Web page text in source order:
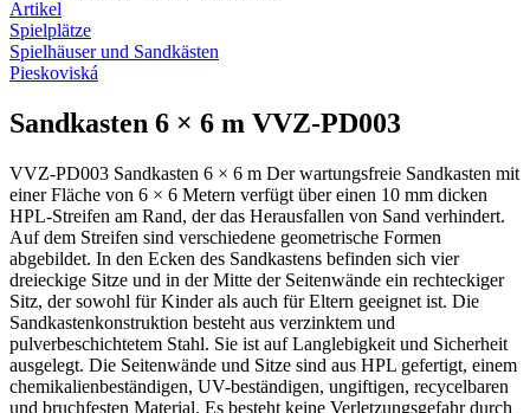
Artikel
Spielplätze
Spielhäuser und Sandkästen
Pieskoviská
Sandkasten 6 × 6 m VVZ-PD003
VVZ-PD003 Sandkasten 6 × 6 m Der wartungsfreie Sandkasten mit
einer Fläche von 6 × 6 Metern verfügt über einen 10 mm dicken
HPL-Streifen am Rand, der das Herausfallen von Sand verhindert.
Auf dem Streifen sind verschiedene geometrische Formen
abgebildet. In den Ecken des Sandkastens befinden sich vier
dreieckige Sitze und in der Mitte der Seitenwände ein rechteckiger
Sitz, der sowohl für Kinder als auch für Eltern geeignet ist. Die
Sandkastenkonstruktion besteht aus verzinktem und
pulverbeschichtetem Stahl. Sie ist auf Langlebigkeit und Sicherheit
ausgelegt. Die Seitenwände und Sitze sind aus HPL gefertigt, einem
chemikalienbeständigen, UV-beständigen, ungiftigen, recycelbaren
und bruchfesten Material. Es besteht keine Verletzungsgefahr durch